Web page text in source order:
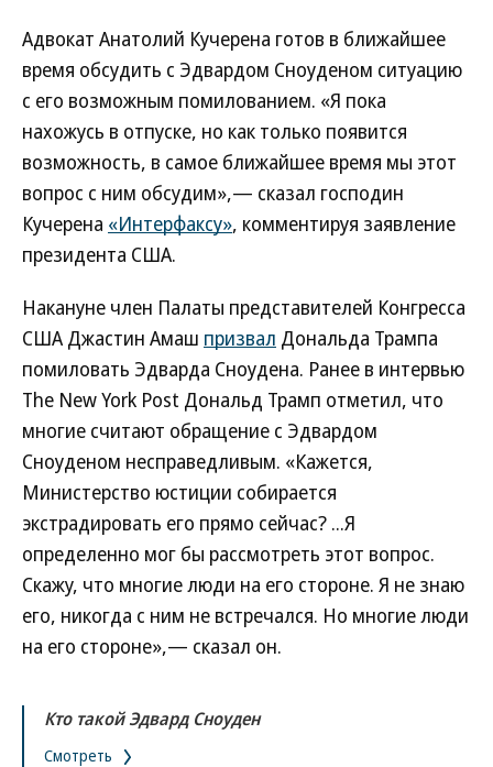
Адвокат Анатолий Кучерена готов в ближайшее
время обсудить с Эдвардом Сноуденом ситуацию
с его возможным помилованием. «Я пока
нахожусь в отпуске, но как только появится
возможность, в самое ближайшее время мы этот
вопрос с ним обсудим»,— сказал господин
Кучерена «Интерфаксу», комментируя заявление
президента США.
Накануне член Палаты представителей Конгресса
США Джастин Амаш призвал Дональда Трампа
помиловать Эдварда Сноудена. Ранее в интервью
The New York Post Дональд Трамп отметил, что
многие считают обращение с Эдвардом
Сноуденом несправедливым. «Кажется,
Министерство юстиции собирается
экстрадировать его прямо сейчас? ...Я
определенно мог бы рассмотреть этот вопрос.
Скажу, что многие люди на его стороне. Я не знаю
его, никогда с ним не встречался. Но многие люди
на его стороне»,— сказал он.
Кто такой Эдвард Сноуден
Смотреть